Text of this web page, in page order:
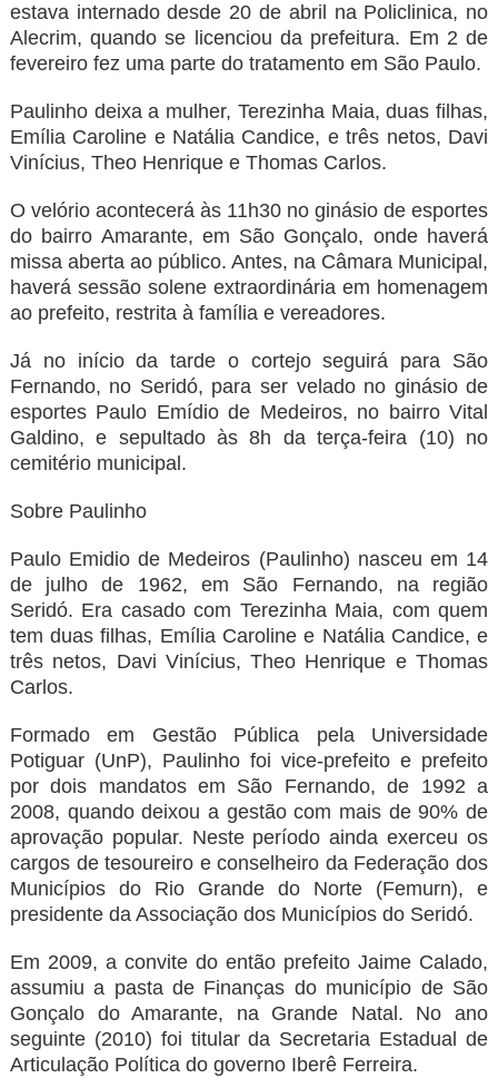
estava internado desde 20 de abril na Policlinica, no
Alecrim, quando se licenciou da prefeitura. Em 2 de
fevereiro fez uma parte do tratamento em São Paulo.
Paulinho deixa a mulher, Terezinha Maia, duas filhas,
Emília Caroline e Natália Candice, e três netos, Davi
Vinícius, Theo Henrique e Thomas Carlos.
O velório acontecerá às 11h30 no ginásio de esportes
do bairro Amarante, em São Gonçalo, onde haverá
missa aberta ao público. Antes, na Câmara Municipal,
haverá sessão solene extraordinária em homenagem
ao prefeito, restrita à família e vereadores.
Já no início da tarde o cortejo seguirá para São
Fernando, no Seridó, para ser velado no ginásio de
esportes Paulo Emídio de Medeiros, no bairro Vital
Galdino, e sepultado às 8h da terça-feira (10) no
cemitério municipal.
Sobre Paulinho
Paulo Emidio de Medeiros (Paulinho) nasceu em 14
de julho de 1962, em São Fernando, na região
Seridó. Era casado com Terezinha Maia, com quem
tem duas filhas, Emília Caroline e Natália Candice, e
três netos, Davi Vinícius, Theo Henrique e Thomas
Carlos.
Formado em Gestão Pública pela Universidade
Potiguar (UnP), Paulinho foi vice-prefeito e prefeito
por dois mandatos em São Fernando, de 1992 a
2008, quando deixou a gestão com mais de 90% de
aprovação popular. Neste período ainda exerceu os
cargos de tesoureiro e conselheiro da Federação dos
Municípios do Rio Grande do Norte (Femurn), e
presidente da Associação dos Municípios do Seridó.
Em 2009, a convite do então prefeito Jaime Calado,
assumiu a pasta de Finanças do município de São
Gonçalo do Amarante, na Grande Natal. No ano
seguinte (2010) foi titular da Secretaria Estadual de
Articulação Política do governo Iberê Ferreira.